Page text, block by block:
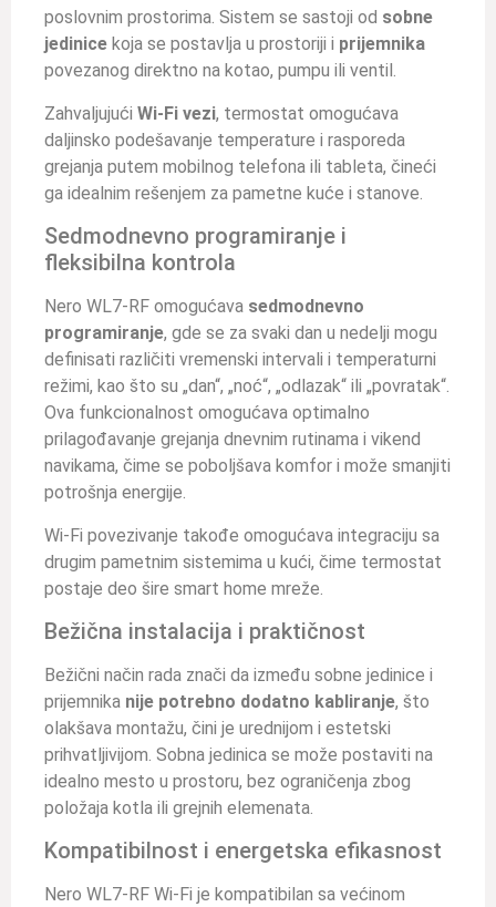
poslovnim prostorima. Sistem se sastoji od sobne
jedinice koja se postavlja u prostoriji i prijemnika
povezanog direktno na kotao, pumpu ili ventil.
Zahvaljujući Wi-Fi vezi, termostat omogućava
daljinsko podešavanje temperature i rasporeda
grejanja putem mobilnog telefona ili tableta, čineći
ga idealnim rešenjem za pametne kuće i stanove.
Sedmodnevno programiranje i
fleksibilna kontrola
Nero WL7-RF omogućava sedmodnevno
programiranje, gde se za svaki dan u nedelji mogu
definisati različiti vremenski intervali i temperaturni
režimi, kao što su „dan“, „noć“, „odlazak“ ili „povratak“.
Ova funkcionalnost omogućava optimalno
prilagođavanje grejanja dnevnim rutinama i vikend
navikama, čime se poboljšava komfor i može smanjiti
potrošnja energije.
Wi-Fi povezivanje takođe omogućava integraciju sa
drugim pametnim sistemima u kući, čime termostat
postaje deo šire smart home mreže.
Bežična instalacija i praktičnost
Bežični način rada znači da između sobne jedinice i
prijemnika nije potrebno dodatno kabliranje, što
olakšava montažu, čini je urednijom i estetski
prihvatljivijom. Sobna jedinica se može postaviti na
idealno mesto u prostoru, bez ograničenja zbog
položaja kotla ili grejnih elemenata.
Kompatibilnost i energetska efikasnost
Nero WL7-RF Wi-Fi je kompatibilan sa većinom